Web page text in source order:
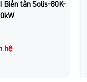
Biến tần Solis-80K-
hệ